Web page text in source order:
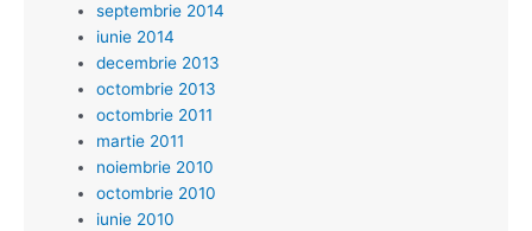
septembrie 2014
iunie 2014
decembrie 2013
octombrie 2013
octombrie 2011
martie 2011
noiembrie 2010
octombrie 2010
iunie 2010